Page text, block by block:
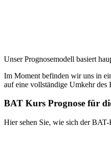
Unser Prognosemodell basiert
Im Moment befinden wir uns in
auf eine vollständige Umkehr des
BAT Kurs Prognose für
Hier sehen Sie, wie sich der